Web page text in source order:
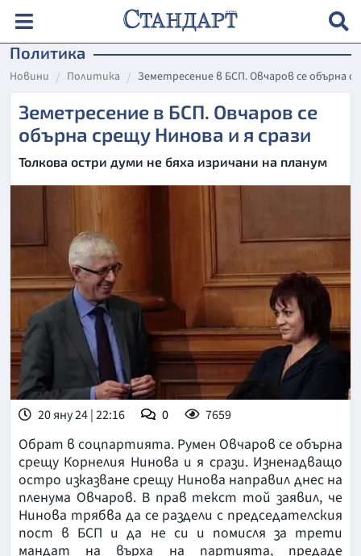
Политика
Новини Политика Земетресение в БСП. Овчаров се обърна
Земетресение в БСП. Овчаров се
обърна срещу Нинова и я срази
Толкова остри думи не бяха изричани на планум
20 яну 24 | 22:16 0 7659
Обрат в соцпартията. Румен Овчаров се обърна
срещу Корнелия Нинова и я срази. Изненадващо
остро изказване срещу Нинова направил днес на
пленума Овчаров. В прав текст той заявил, че
Нинова трябва да се раздели с председателския
пост в БСП и да не си и помисля за трети
мандат на върха на партията, предаде